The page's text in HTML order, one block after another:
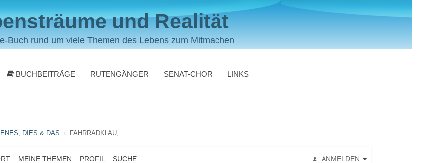
und Realität
Buch rund um viele Themen des Lebens zum Mitmachen
BUCHBEITRÄGE RUTENGÄNGER SENAT-CHOR LINKS
DIES & DAS FAHRRADKLAU,
MEINE THEMEN PROFIL SUCHE ANMELDEN